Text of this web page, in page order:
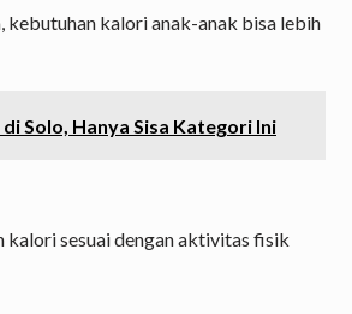
kebutuhan kalori anak-anak bisa lebih
Solo, Hanya Sisa Kategori Ini
kalori sesuai dengan aktivitas fisik